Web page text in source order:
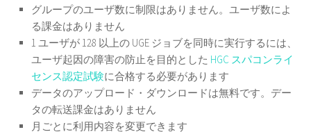
グループのユーザ数に制限はありません。ユーザ数によ
る課金はありません
1 ユーザが 128 以上の UGE ジョブを同時に実行するには、
ユーザ起因の障害の防止を目的とした HGC スパコンライ
センス認定試験に合格する必要があります
データのアップロード・ダウンロードは無料です。デー
タの転送課金はありません
月ごとに利用内容を変更できます